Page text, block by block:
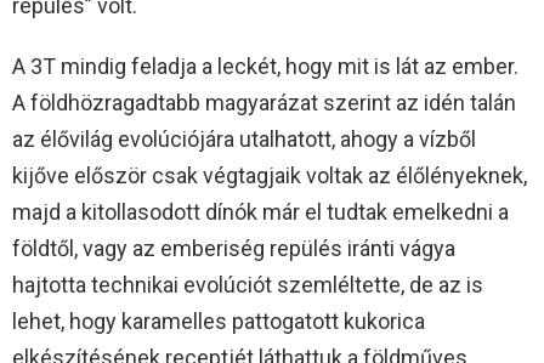
A 3T mindig feladja a leckét, hogy mit is lát az ember.
A földhözragadtabb magyarázat szerint az idén talán
az élővilág evolúciójára utalhatott, ahogy a vízből
kijőve először csak végtagjaik voltak az élőlényeknek,
majd a kitollasodott dínók már el tudtak emelkedni a
földtől, vagy az emberiség repülés iránti vágya
hajtotta technikai evolúciót szemléltette, de az is
lehet, hogy karamelles pattogatott kukorica
elkészítésének receptjét láthattuk a földműves